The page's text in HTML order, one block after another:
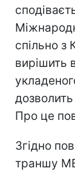
спільно з
вирішить
Про це
Згідно
траншу